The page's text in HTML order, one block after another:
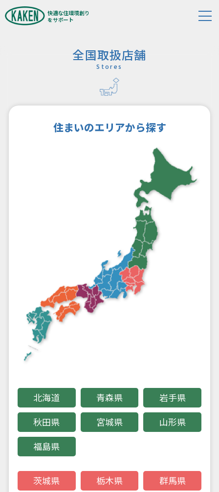
快適な住環境創り
をサポート
代表あいさつ
扉関連機器事業
防犯機器事業
ODM・OEM生産事業
医療衛生事業
商品案内カタログ
戸車対応表
販売終了製品のご案内
商品開発・生産のご希望
ODM・OEM
生産の流れ
全国取扱店舗
Stores
住まいのエリアから探す
北海道 青森県
岩手県
秋田県
宮城県
山形県
福島県
茨城県 栃木県
群馬県